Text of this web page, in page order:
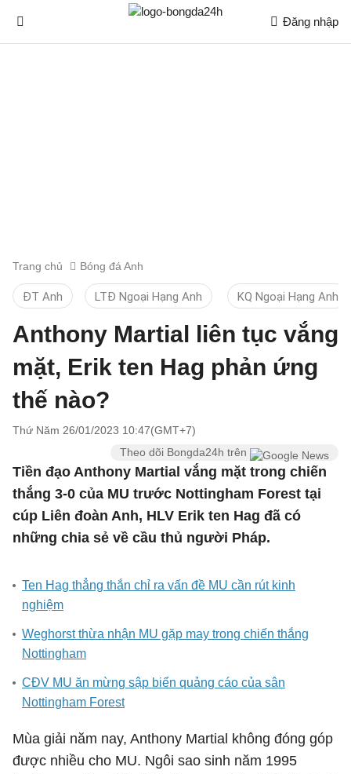
Đăng nhập
Trang chủ Bóng đá Anh
ĐT Anh LTĐ Ngoại Hạng Anh KQ Ngoại Hạng Anh
Anthony Martial liên tục vắng
mặt, Erik ten Hag phản ứng
thế nào?
Thứ Năm 26/01/2023 10:47(GMT+7)
Theo dõi Bongda24h trên
Tiền đạo Anthony Martial vắng mặt trong chiến
thắng 3-0 của MU trước Nottingham Forest tại
cúp Liên đoàn Anh, HLV Erik ten Hag đã có
những chia sẻ về cầu thủ người Pháp.
Ten Hag thẳng thắn chỉ ra vấn đề MU cần rút kinh
nghiệm
Weghorst thừa nhận MU gặp may trong chiến thắng
Nottingham
CĐV MU ăn mừng sập biển quảng cáo của sân
Nottingham Forest
Mùa giải năm nay, Anthony Martial không đóng góp
được nhiều cho MU. Ngôi sao sinh năm 1995